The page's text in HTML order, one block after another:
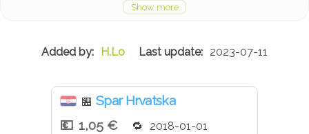
H.Lo 2023-07-11
🏪 Spar Hrvatska
1,05 €
2018-01-01